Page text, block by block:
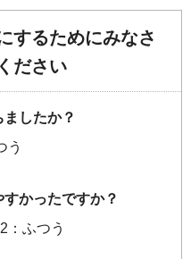
するためにみなさ
ださい
したか？
う
かったですか？
2：ふつう